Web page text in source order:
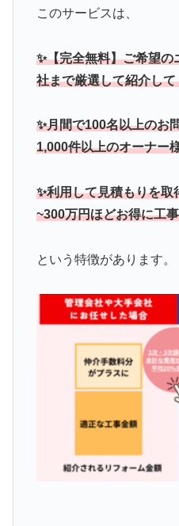
このサービスは、
✨【完全無料】ご希望
社まで厳選して紹介して
✨月間で100名以上のお
1,000件以上のオーナー
✨利用して見積もりを
~300万円ほどお得に工
という特徴があります。